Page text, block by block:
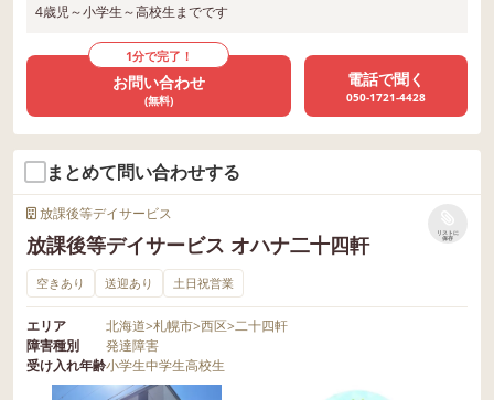
4歳児～小学生～高校生までです
1分で完了！
お問い合わせ
(無料)
電話で聞く
050-1721-4428
まとめて問い合わせする
放課後等デイサービス
放課後等デイサービス オハナ二十四軒
リストに
保存
空きあり 送迎あり 土日祝営業
エリア 北海道>札幌市>西区>二十四軒
障害種別
発達障害
受け入れ年齢小学生中学生高校生